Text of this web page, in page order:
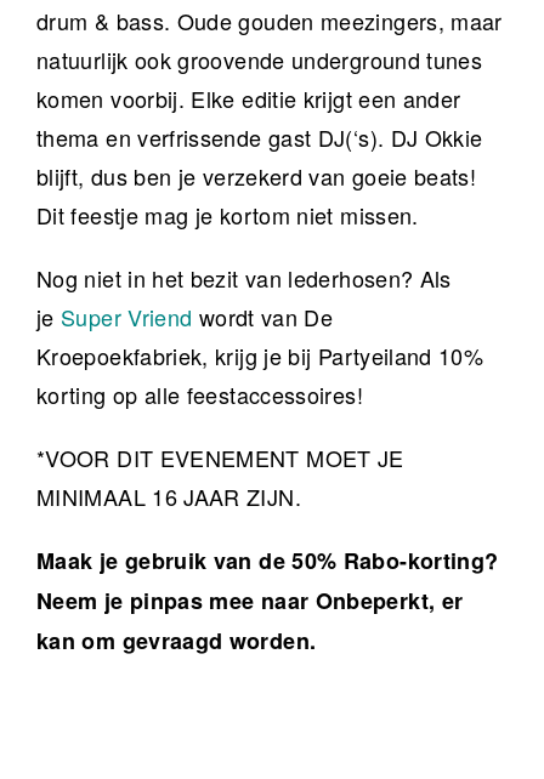
drum & bass. Oude gouden meezingers, maar
natuurlijk ook groovende underground tunes
komen voorbij. Elke editie krijgt een ander
thema en verfrissende gast DJ(‘s). DJ Okkie
blijft, dus ben je verzekerd van goeie beats!
Dit feestje mag je kortom niet missen.
Nog niet in het bezit van lederhosen? Als
je Super Vriend wordt van De
Kroepoekfabriek, krijg je bij Partyeiland 10%
korting op alle feestaccessoires!
*VOOR DIT EVENEMENT MOET JE
MINIMAAL 16 JAAR ZIJN.
Maak je gebruik van de 50% Rabo-korting?
Neem je pinpas mee naar Onbeperkt, er
kan om gevraagd worden.